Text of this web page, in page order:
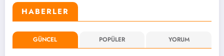
HABERLER
GÜNCEL POPÜLER YORUM